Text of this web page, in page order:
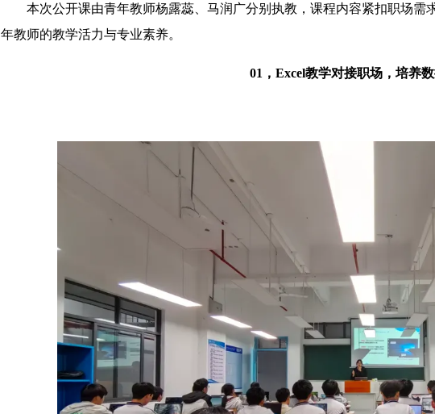
本次公开课由青年教师杨露蕊、马润广分别执教，课程内容紧扣职场
年教师的教学活力与专业素养。
01，Excel教学对接职场，培养